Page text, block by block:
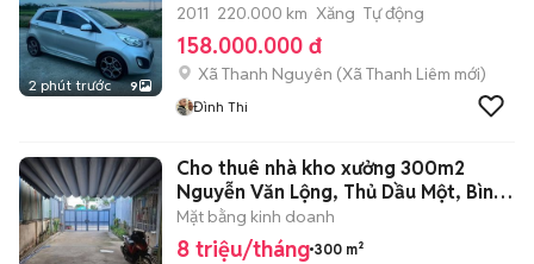
2 phút trước 9
2011 220.000 km Xăng Tự động
158.000.000 đ
Xã Thanh Nguyên (Xã Thanh Liêm mới)
Đình Thi
Cho thuê nhà kho xưởng 300m2
Nguyễn Văn Lộng, Thủ Dầu Một, Bình
Dương
Mặt bằng kinh doanh
8 triệu/tháng 300 m²